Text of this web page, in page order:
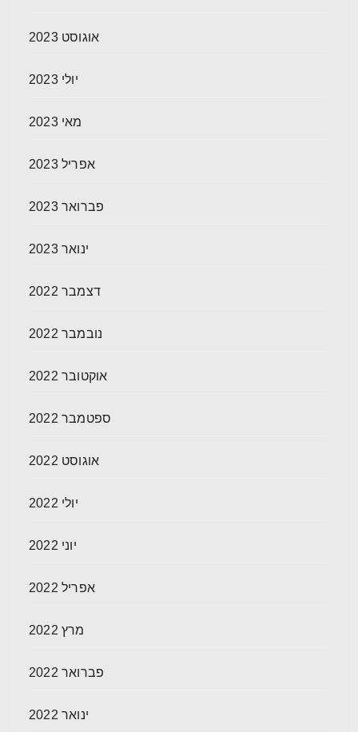
אוגוסט 2023
יולי 2023
מאי 2023
אפריל 2023
פברואר 2023
ינואר 2023
דצמבר 2022
נובמבר 2022
אוקטובר 2022
ספטמבר 2022
אוגוסט 2022
יולי 2022
יוני 2022
אפריל 2022
מרץ 2022
פברואר 2022
ינואר 2022